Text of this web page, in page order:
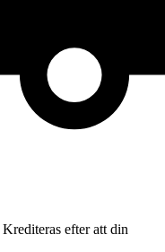
Krediteras efter att din